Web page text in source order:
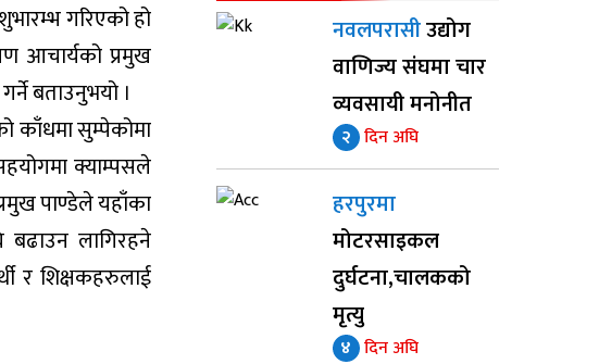
गरिएको हो
आचार्यको प्रमुख
बताउनुभयो ।
काँधमा सुम्पेकोमा
क्याम्पसले
पाण्डेले यहाँका
लागिरहने
र शिक्षकहरुलाई
नवलपरासीउद्योग
वाणिज्य संघमा चार
व्यवसायी मनोनीत
२ दिन अघि
हरपुरमा
मोटरसाइकल
दुर्घटना,चालकको
मृत्यु
४ दिन अघि